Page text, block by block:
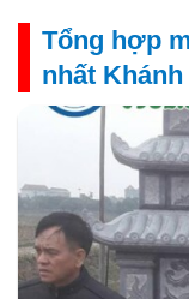
Tổng hợp
nhất Khánh